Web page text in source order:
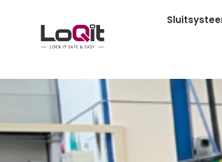
Hoe digitale lockers
universiteiten